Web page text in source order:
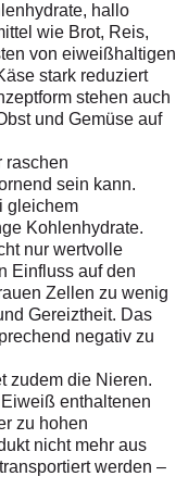
hallo
wie Brot, Reis,
von eiweißhaltigen
stark reduziert
stehen auch
und Gemüse auf
raschen
sein kann.
gleichem
Kohlenhydrate.
nur wertvolle
Einfluss auf den
Zellen zu wenig
Gereiztheit. Das
negativ zu
zudem die Nieren.
enthaltenen
zu hohen
nicht mehr aus
werden –